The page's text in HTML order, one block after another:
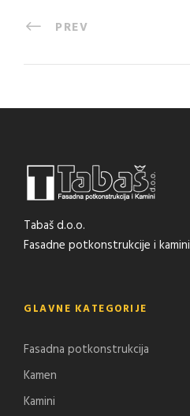
PREV
Tabaš d.o.o.
Fasadne potkonstrukcije i kamini
GLAVNE KATEGORIJE
Fasadna potkonstrukcija
Kamen
Kamini